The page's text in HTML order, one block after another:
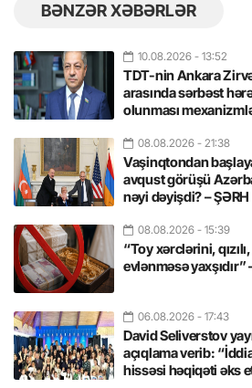
BƏNZƏR XƏBƏRLƏR
10.08.2026 - 13:52
TDT-nin Ankara
arasında sərbəst
olunması
08.08.2026 - 21:38
Vaşinqtondan
avqust görüşü
nəyi dəyişdi? – ŞƏRH
08.08.2026 - 15:39
“Toy xərclərini,
evlənməsə
06.08.2026 - 17:43
David Seliverstov
açıqlama verib:
hissəsi həqiqəti əks